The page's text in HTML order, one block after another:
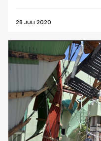
28 JULI 2020